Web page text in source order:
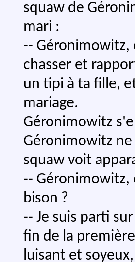
squaw de
mari :
-- Géronimowitz,
chasser et
un tipi à ta fille,
mariage.
Géronimowitz
Géronimowitz
squaw voit
-- Géronimowitz,
bison ?
-- Je suis parti
fin de la
luisant et